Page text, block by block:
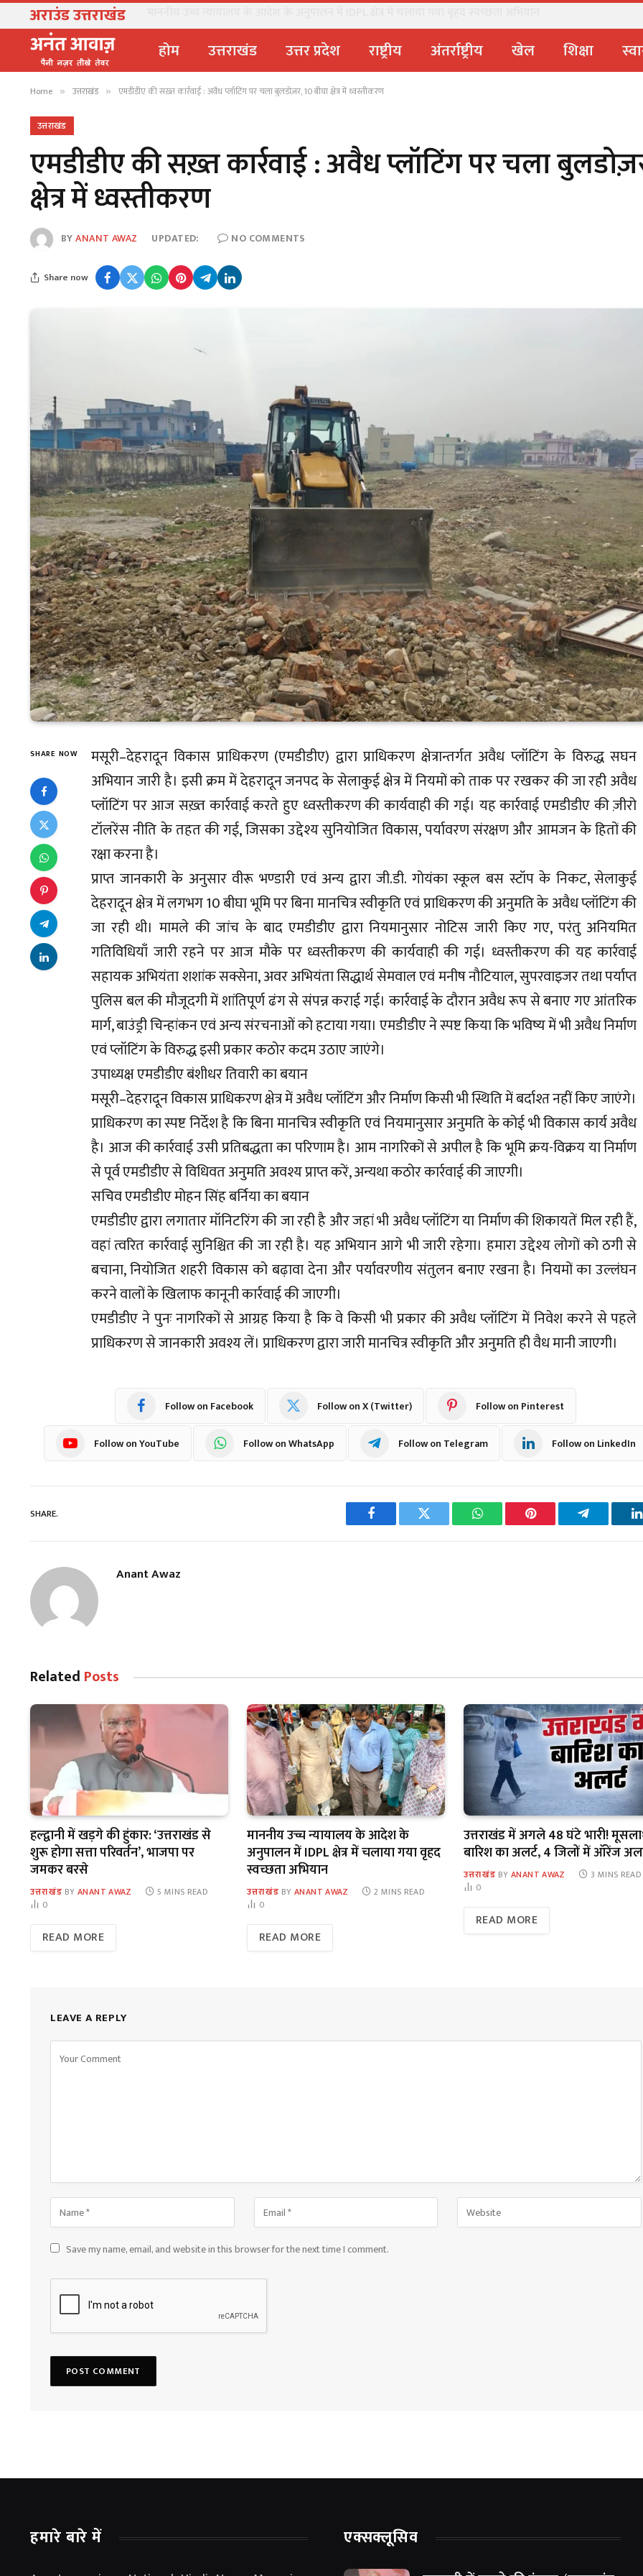
अराउंड उत्तराखंड
होम उत्तराखंड उत्तर प्रदेश राष्ट्रीय अंतर्राष्ट्रीय खेल शिक्षा
Home » उत्तराखंड » एमडीडीए की सख़्त कार्रवाई : अवैध प्लॉटिंग पर चला बुलडोज़र, 10 बीघा क्षेत्र में ध्वस्तीकरण
उत्तराखंड
एमडीडीए की सख़्त कार्रवाई : अवैध प्लॉटिंग पर चला
क्षेत्र में ध्वस्तीकरण
BYANANT AWAZ UPDATED: NO COMMENTS
Share now
SHARE NOW
मसूरी–देहरादून विकास प्राधिकरण (एमडीडीए) द्वारा प्राधिकरण क्षेत्रान्तर्गत अवैध प्लॉटिंग के विरुद्ध सघन
अभियान जारी है। इसी क्रम में देहरादून जनपद के सेलाकुई क्षेत्र में नियमों को ताक पर रखकर की जा रही अवैध
प्लॉटिंग पर आज सख़्त कार्रवाई करते हुए ध्वस्तीकरण की कार्यवाही की गई। यह कार्रवाई एमडीडीए की ज़ीरो
टॉलरेंस नीति के तहत की गई, जिसका उद्देश्य सुनियोजित विकास, पर्यावरण संरक्षण और आमजन के हितों की
रक्षा करना है।
प्राप्त जानकारी के अनुसार वीरू भण्डारी एवं अन्य द्वारा जी.डी. गोयंका स्कूल बस स्टॉप के निकट, सेलाकुई
देहरादून क्षेत्र में लगभग 10 बीघा भूमि पर बिना मानचित्र स्वीकृति एवं प्राधिकरण की अनुमति के अवैध प्लॉटिंग की
जा रही थी। मामले की जांच के बाद एमडीडीए द्वारा नियमानुसार नोटिस जारी किए गए, परंतु अनियमित
गतिविधियाँ जारी रहने पर आज मौके पर ध्वस्तीकरण की कार्यवाही की गई। ध्वस्तीकरण की यह कार्रवाई
सहायक अभियंता शशांक सक्सेना, अवर अभियंता सिद्धार्थ सेमवाल एवं मनीष नौटियाल, सुपरवाइजर तथा पर्याप्त
पुलिस बल की मौजूदगी में शांतिपूर्ण ढंग से संपन्न कराई गई। कार्रवाई के दौरान अवैध रूप से बनाए गए आंतरिक
मार्ग, बाउंड्री चिन्हांकन एवं अन्य संरचनाओं को हटाया गया। एमडीडीए ने स्पष्ट किया कि भविष्य में भी अवैध निर्माण
एवं प्लॉटिंग के विरुद्ध इसी प्रकार कठोर कदम उठाए जाएंगे।
उपाध्यक्ष एमडीडीए बंशीधर तिवारी का बयान
मसूरी–देहरादून विकास प्राधिकरण क्षेत्र में अवैध प्लॉटिंग और निर्माण किसी भी स्थिति में बर्दाश्त नहीं किए जाएंगे।
प्राधिकरण का स्पष्ट निर्देश है कि बिना मानचित्र स्वीकृति एवं नियमानुसार अनुमति के कोई भी विकास कार्य अवैध
है। आज की कार्रवाई उसी प्रतिबद्धता का परिणाम है। आम नागरिकों से अपील है कि भूमि क्रय-विक्रय या निर्माण
से पूर्व एमडीडीए से विधिवत अनुमति अवश्य प्राप्त करें, अन्यथा कठोर कार्रवाई की जाएगी।
सचिव एमडीडीए मोहन सिंह बर्निया का बयान
एमडीडीए द्वारा लगातार मॉनिटरिंग की जा रही है और जहां भी अवैध प्लॉटिंग या निर्माण की शिकायतें मिल रही हैं,
वहां त्वरित कार्रवाई सुनिश्चित की जा रही है। यह अभियान आगे भी जारी रहेगा। हमारा उद्देश्य लोगों को ठगी से
बचाना, नियोजित शहरी विकास को बढ़ावा देना और पर्यावरणीय संतुलन बनाए रखना है। नियमों का उल्लंघन
करने वालों के खिलाफ कानूनी कार्रवाई की जाएगी।
एमडीडीए ने पुनः नागरिकों से आग्रह किया है कि वे किसी भी प्रकार की अवैध प्लॉटिंग में निवेश करने से पहले
प्राधिकरण से जानकारी अवश्य लें। प्राधिकरण द्वारा जारी मानचित्र स्वीकृति और अनुमति ही वैध मानी जाएगी।
Follow on Facebook Follow on X (Twitter) Follow on Pinterest
Follow on YouTube Follow on WhatsApp Follow on Telegram Follow on LinkedIn
SHARE.
Facebook Twitter WhatsAppPinterest Telegram
Anant Awaz
Related Posts
हल्द्वानी में खड़गे की हुंकार: ‘उत्तराखंड से
शुरू होगा सत्ता परिवर्तन’, भाजपा पर
जमकर बरसे
उत्तराखंड BY ANANT AWAZ
5 MINS READ
0
READ MORE
माननीय उच्च न्यायालय के आदेश के
अनुपालन में IDPL क्षेत्र में चलाया गया वृहद
स्वच्छता अभियान
उत्तराखंड BY ANANT AWAZ
2 MINS READ
0
READ MORE
उत्तराखंड में अगले 48 घंटे भारी!
बारिश का अलर्ट, 4 जिलों में ऑरेंज
उत्तराखंड BY ANANT AWAZ
3 MINS READ
0
READ MORE
LEAVE A REPLY
Save my name, email, and website in this browser for the next time I comment.
हमारे बारे में एक्सक्लूसिव